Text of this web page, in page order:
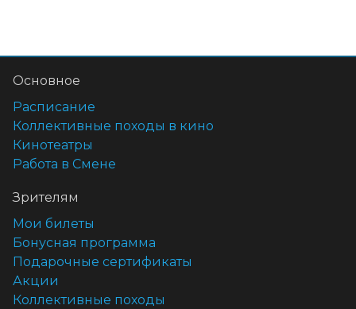
Основное
Расписание
Коллективные походы в кино
Кинотеатры
Работа в Смене
Зрителям
Мои билеты
Бонусная программа
Подарочные сертификаты
Акции
Коллективные походы